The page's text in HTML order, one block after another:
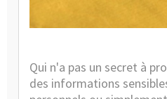
Qui n'a pas un secret à
des informations